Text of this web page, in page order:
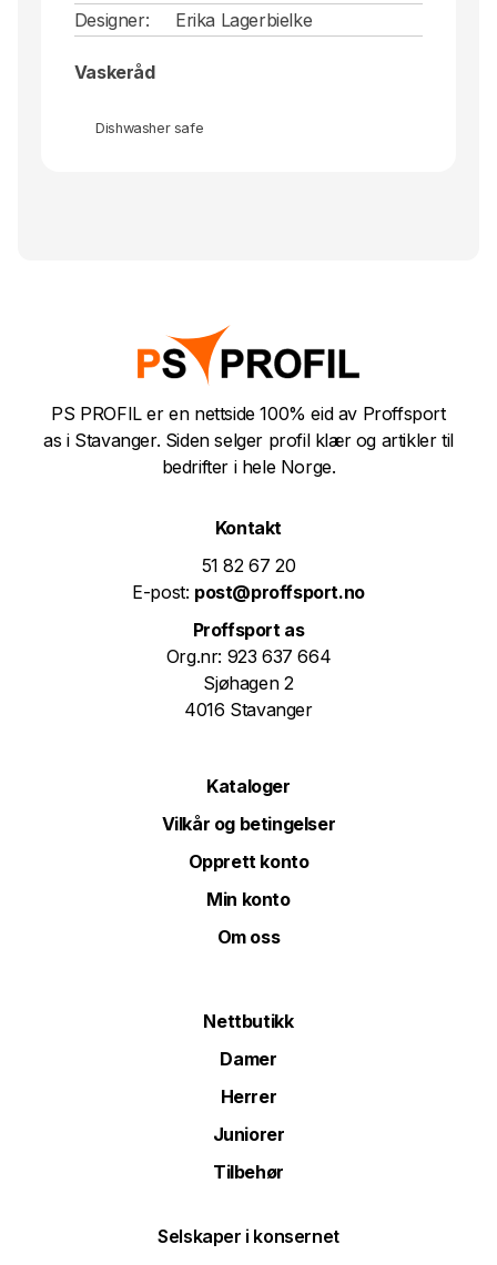
Designer:
Erika Lagerbielke
Vaskeråd
Dishwasher safe
PS PROFIL er en nettside 100% eid av Proffsport
as i Stavanger. Siden selger profil klær og artikler til
bedrifter i hele Norge.
Kontakt
51 82 67 20
E-post: post@proffsport.no
Proffsport as
Org.nr: 923 637 664
Sjøhagen 2
4016 Stavanger
Kataloger
Vilkår og betingelser
Opprett konto
Min konto
Om oss
Nettbutikk
Damer
Herrer
Juniorer
Tilbehør
Selskaper i konsernet